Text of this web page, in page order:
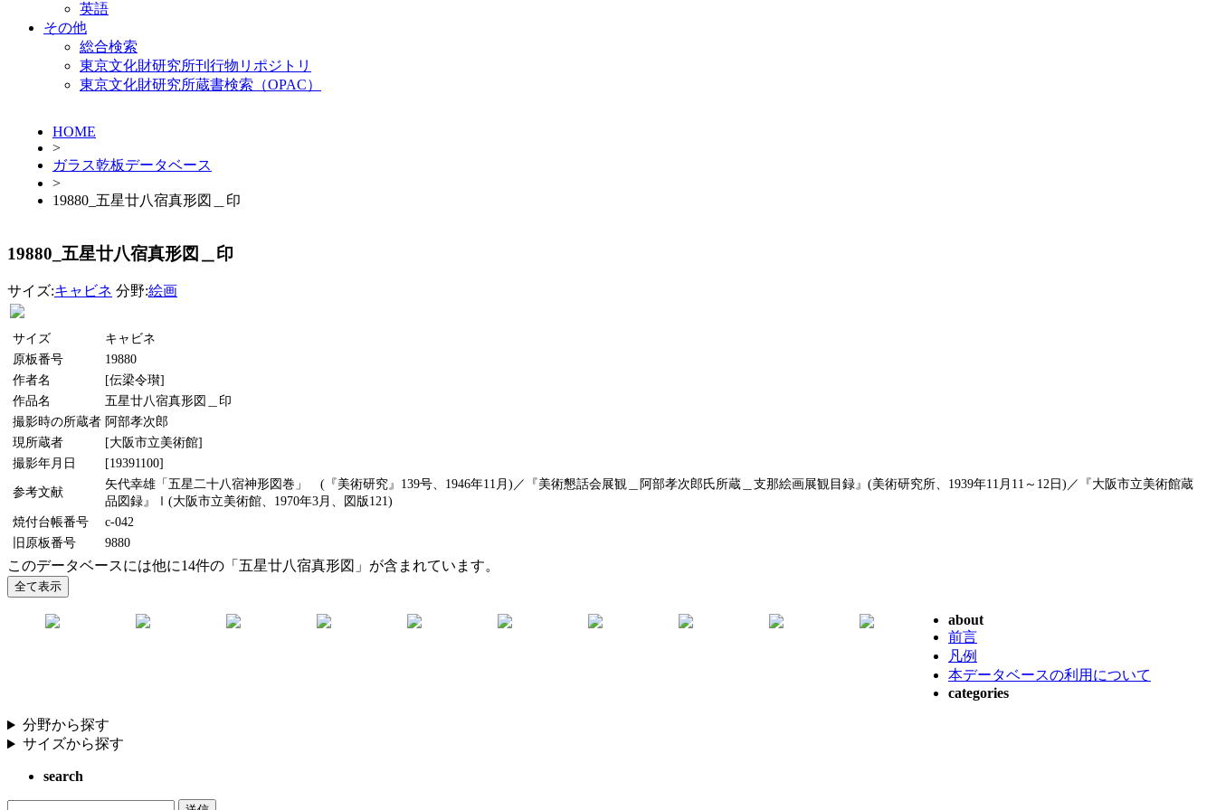
英語
その他
総合検索
東京文化財研究所刊行物リポジトリ
東京文化財研究所蔵書検索（OPAC）
HOME
>
ガラス乾板データベース
>
19880_五星廿八宿真形図＿印
19880_五星廿八宿真形図＿印
サイズ:キャビネ 分野:絵画
サイズ
キャビネ
原板番号
19880
作者名
[伝梁令瓉]
作品名
五星廿八宿真形図＿印
撮影時の所蔵者 阿部孝次郎
現所蔵者
[大阪市立美術館]
撮影年月日
[19391100]
参考文献
矢代幸雄「五星二十八宿神形図巻」 (『美術研究』139号、1946年11月)／『美術懇話会展観＿阿部孝次郎氏所蔵＿支那絵画展観目録』(美術研究所、1939年11月11～12日)／『大阪市立美術館蔵
品図録』Ⅰ(大阪市立美術館、1970年3月、図版121)
焼付台帳番号
c-042
旧原板番号
9880
このデータベースには他に14件の「五星廿八宿真形図」が含まれています。
about
前言
凡例
本データベースの利用について
categories
分野から探す
サイズから探す
search